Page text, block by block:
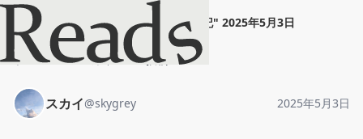
スカイ"魔性の子 十二国記" 2025年5月3日
ホーム スカイ 投稿
スカイ@skygrey 2025年5月3日